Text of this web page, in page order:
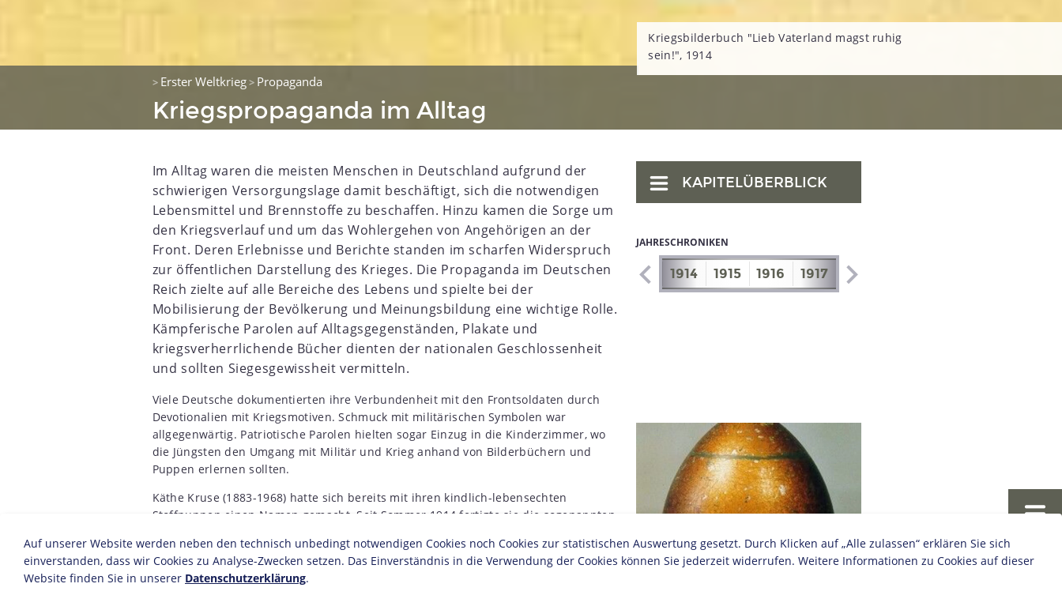
Kriegsbilderbuch "Lieb Vaterland magst ruhig
sein!", 1914
> Erster Weltkrieg> Propaganda
Kriegspropaganda im Alltag
Im Alltag waren die meisten Menschen in Deutschland aufgrund der
schwierigen Versorgungslage damit beschäftigt, sich die notwendigen
Lebensmittel und Brennstoffe zu beschaffen. Hinzu kamen die Sorge um
den Kriegsverlauf und um das Wohlergehen von Angehörigen an der
Front. Deren Erlebnisse und Berichte standen im scharfen Widerspruch
zur öffentlichen Darstellung des Krieges. Die Propaganda im Deutschen
Reich zielte auf alle Bereiche des Lebens und spielte bei der
Mobilisierung der Bevölkerung und Meinungsbildung eine wichtige Rolle.
Kämpferische Parolen auf Alltagsgegenständen, Plakate und
kriegsverherrlichende Bücher dienten der nationalen Geschlossenheit
und sollten Siegesgewissheit vermitteln.
KAPITELÜBERBLICK
JAHRESCHRONIKEN
1902 1903 1904 1905 1906 1907 1908 1909 1910 1911 1912 1913 1914 1915 1916 1917 1918
Viele Deutsche dokumentierten ihre Verbundenheit mit den Frontsoldaten durch
Devotionalien mit Kriegsmotiven. Schmuck mit militärischen Symbolen war
allgegenwärtig. Patriotische Parolen hielten sogar Einzug in die Kinderzimmer, wo
die Jüngsten den Umgang mit Militär und Krieg anhand von Bilderbüchern und
Puppen erlernen sollten.
Käthe Kruse (1883-1968) hatte sich bereits mit ihren kindlich-lebensechten
Stoffpuppen einen Namen gemacht. Seit Sommer 1914 fertigte sie die sogenannten
Figuren mit dem biegsamen Metallskelett waren allerdings nur aufwendig
herzustellen, so dass ihre Produktion bald wieder aufgegeben wurde. Danach war
Käthe Kruses heute klassische Stoffpuppe bis 1918 in deutscher Uniform im
Auf unserer Website werden neben den technisch unbedingt notwendigen Cookies noch Cookies zur statistischen Auswertung gesetzt. Durch Klicken auf „Alle zulassen“ erklären Sie sich
einverstanden, dass wir Cookies zu Analyse-Zwecken setzen. Das Einverständnis in die Verwendung der Cookies können Sie jederzeit widerrufen. Weitere Informationen zu Cookies auf dieser
Website finden Sie in unserer Datenschutzerklärung.